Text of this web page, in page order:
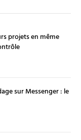
projets en même
sur Messenger : le